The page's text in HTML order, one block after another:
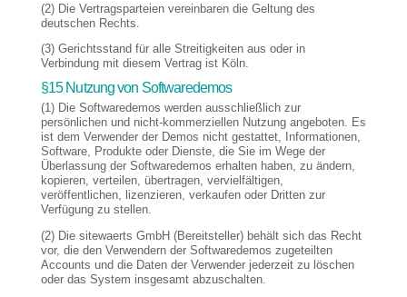
(2) Die Vertragsparteien vereinbaren die Geltung des
deutschen Rechts.
(3) Gerichtsstand für alle Streitigkeiten aus oder in
Verbindung mit diesem Vertrag ist Köln.
§15 Nutzung von Softwaredemos
(1) Die Softwaredemos werden ausschließlich zur
persönlichen und nicht-kommerziellen Nutzung angeboten. Es
ist dem Verwender der Demos nicht gestattet, Informationen,
Software, Produkte oder Dienste, die Sie im Wege der
Überlassung der Softwaredemos erhalten haben, zu ändern,
kopieren, verteilen, übertragen, vervielfältigen,
veröffentlichen, lizenzieren, verkaufen oder Dritten zur
Verfügung zu stellen.
(2) Die sitewaerts GmbH (Bereitsteller) behält sich das Recht
vor, die den Verwendern der Softwaredemos zugeteilten
Accounts und die Daten der Verwender jederzeit zu löschen
oder das System insgesamt abzuschalten.